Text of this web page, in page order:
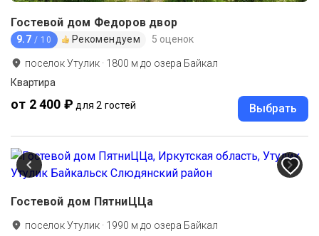
Гостевой дом Федоров двор
9.7 / 10 Рекомендуем 5 оценок
поселок Утулик · 1800 м до озера Байкал
Квартира
от 2 400 ₽ для 2 гостей Выбрать
Гостевой дом ПятниЦЦа
поселок Утулик · 1990 м до озера Байкал